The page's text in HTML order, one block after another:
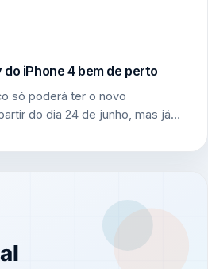
iPhone 4 bem de perto
só poderá ter o novo
do dia 24 de junho, mas já…